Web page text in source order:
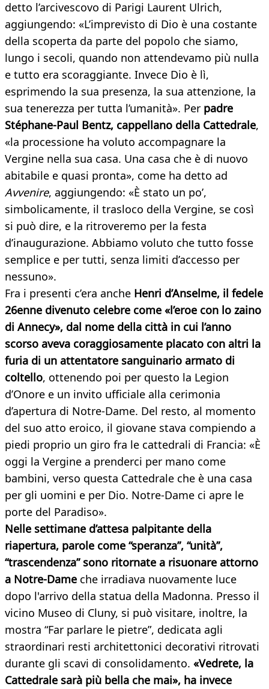
detto l’arcivescovo di Parigi Laurent Ulrich,
aggiungendo: «L’imprevisto di Dio è una costante
della scoperta da parte del popolo che siamo,
lungo i secoli, quando non attendevamo più nulla
e tutto era scoraggiante. Invece Dio è lì,
esprimendo la sua presenza, la sua attenzione, la
sua tenerezza per tutta l’umanità». Per padre
Stéphane-Paul Bentz, cappellano della Cattedrale,
«la processione ha voluto accompagnare la
Vergine nella sua casa. Una casa che è di nuovo
abitabile e quasi pronta», come ha detto ad
Avvenire, aggiungendo: «È stato un po’,
simbolicamente, il trasloco della Vergine, se così
si può dire, e la ritroveremo per la festa
d’inaugurazione. Abbiamo voluto che tutto fosse
semplice e per tutti, senza limiti d’accesso per
nessuno».
Fra i presenti c’era anche Henri d’Anselme, il fedele
26enne divenuto celebre come «l’eroe con lo zaino
di Annecy», dal nome della città in cui l’anno
scorso aveva coraggiosamente placato con altri la
furia di un attentatore sanguinario armato di
coltello, ottenendo poi per questo la Legion
d’Onore e un invito ufficiale alla cerimonia
d’apertura di Notre-Dame. Del resto, al momento
del suo atto eroico, il giovane stava compiendo a
piedi proprio un giro fra le cattedrali di Francia: «È
oggi la Vergine a prenderci per mano come
bambini, verso questa Cattedrale che è una casa
per gli uomini e per Dio. Notre-Dame ci apre le
porte del Paradiso».
Nelle settimane d’attesa palpitante della
riapertura, parole come “speranza”, “unità”,
“trascendenza” sono ritornate a risuonare attorno
a Notre-Dame che irradiava nuovamente luce
dopo l'arrivo della statua della Madonna. Presso il
vicino Museo di Cluny, si può visitare, inoltre, la
mostra “Far parlare le pietre”, dedicata agli
straordinari resti architettonici decorativi ritrovati
durante gli scavi di consolidamento. «Vedrete, la
Cattedrale sarà più bella che mai», ha invece